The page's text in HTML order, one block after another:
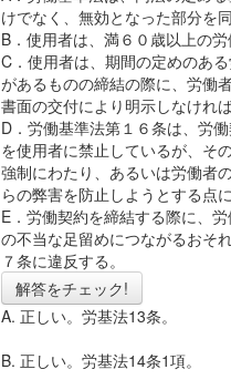
けでなく、無効となった部分を
B．使用者は、満６０歳以上の
C．使用者は、期間の定めのあ
があるものの締結の際に、労働
書面の交付により明示しなけれ
D．労働基準法第１６条は、労
を使用者に禁止しているが、そ
強制にわたり、あるいは労働者
らの弊害を防止しようとする点
E．労働契約を締結する際に、
の不当な足留めにつながるおそ
７条に違反する。
解答をチェック!
A. 正しい。労基法13条。
B. 正しい。労基法14条1項。